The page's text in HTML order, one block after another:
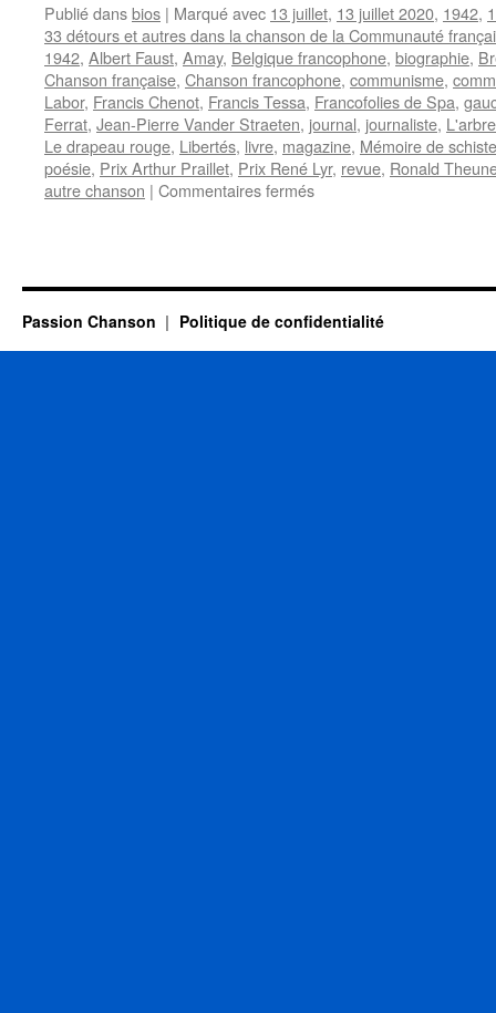
Publié dansbios | Marqué avec 13 juillet, 13 juillet 2020, 1942,
33 détours et autres dans la chanson de la Communauté
1942, Albert Faust, Amay, Belgique francophone, biographie,
Chanson française, Chanson francophone, communisme,
Labor, Francis Chenot, Francis Tessa, Francofolies de Spa,
Ferrat, Jean-Pierre Vander Straeten, journal, journaliste,
Le drapeau rouge, Libertés, livre, magazine, Mémoire de schiste
poésie, Prix Arthur Praillet, Prix René Lyr, revue, Ronald
autre chanson | Commentaires ferméssur
Passion Chanson Politique de confidentialité